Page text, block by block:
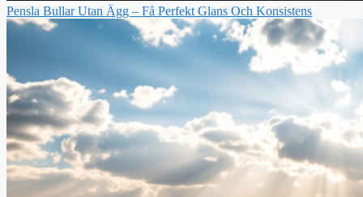
Pensla Bullar Utan Ägg – Få Perfekt Glans Och Konsistens